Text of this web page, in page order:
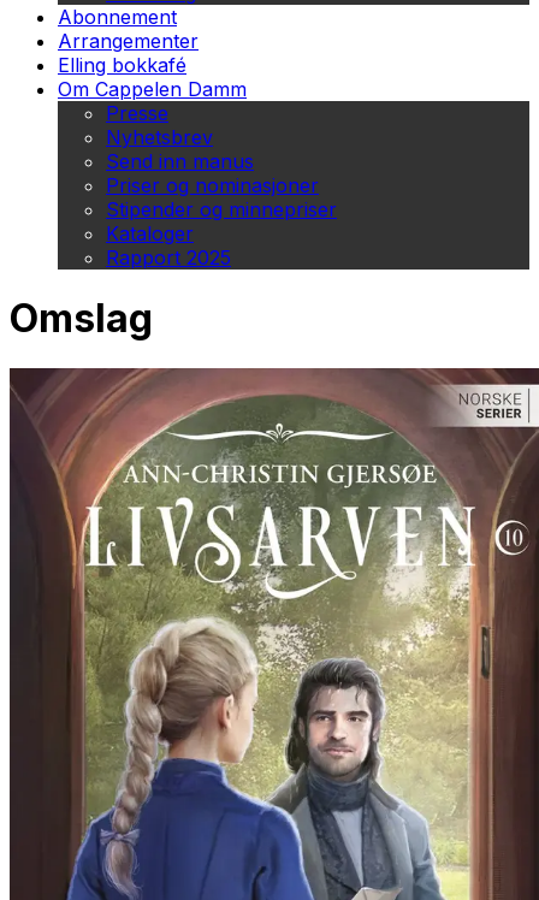
Abonnement
Arrangementer
Elling bokkafé
Om Cappelen Damm
Presse
Nyhetsbrev
Send inn manus
Priser og nominasjoner
Stipender og minnepriser
Kataloger
Rapport 2025
Omslag